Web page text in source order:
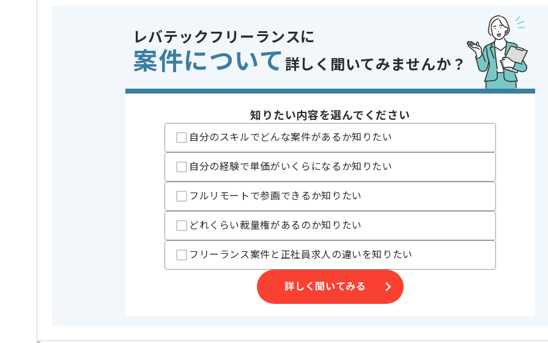
歓迎スキル
- Active Directory
- VMware(ESXi)、vCenter Server
- Hyper-V
- DBおよびSQL
※上記に似た経験やスキルをお持ちであれば申し込み可能なケースもございます！まずはお気軽にご相談ください！
Linux , Windows , Windows Server
開発ツール
長期プロジェクト
精算条件
有
精算基準時間
140時間〜180時間
支払いサイト
15日
レバテックフリーランスに
案件について 詳しく聞いてみませんか？
知りたい内容を選んでください
自分のスキルでどんな案件があるか知りたい
自分の経験で単価がいくらになるか知りたい
フルリモートで参画できるか知りたい
どれくらい裁量権があるのか知りたい
フリーランス案件と正社員求人の違いを知りたい
詳しく聞いてみる